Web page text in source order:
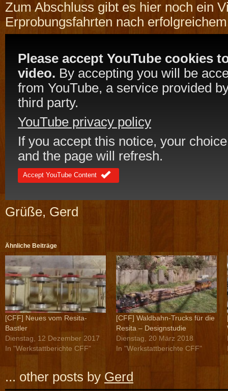
Zum Abschluss gibt es hier noch ein
Erprobungsfahrten nach
Please accept YouTube cookies
video. By accepting you will be
from YouTube, a service provided
third party.
YouTube privacy policy
If you accept this notice, your
and the page will refresh.
Accept YouTube Content
Grüße, Gerd
Ähnliche Beiträge
[CFF] Neues vom Resita-
Bastler
Dienstag, 12 Dezember 2017
In "Werkstattberichte CFF"
[CFF] Waldbahn-Trucks für die
Resita – Designstudie
Dienstag, 20 März 2018
In "Werkstattberichte CFF"
... other posts by Gerd